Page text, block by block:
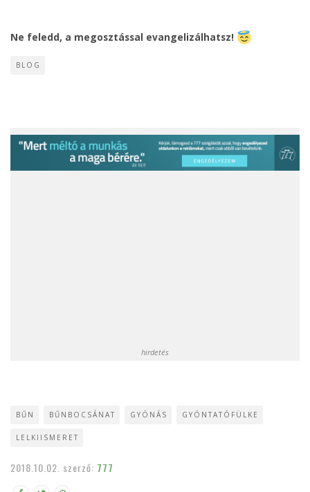
Ne feledd, a megosztással evangelizálhatsz!
BLOG
hirdetés
BŰN BŰNBOCSÁNAT GYÓNÁS GYÓNTATÓFÜLKE
LELKIISMERET
2018.10.02. szerző: 777